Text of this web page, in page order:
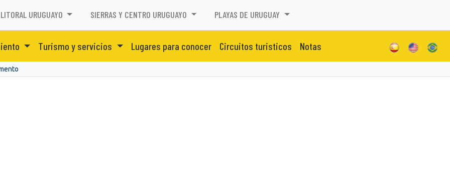
LITORAL URUGUAYO SIERRAS Y CENTRO URUGUAYO PLAYAS DE URUGUAY
Turismo y servicios Lugares para conocer Circuitos turisticos Notas